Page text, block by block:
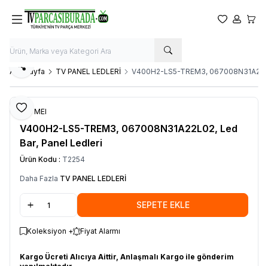
Favorilerim
Hesabım
Ana Sayfa TV PANEL LEDLERİ V400H2-LS5-TREM3,
Favoriye Ekle
Paylaş
CHI MEI
V400H2-LS5-TREM3, 067008N31A22L02, Led
Bar, Panel Ledleri
Ürün Kodu : T2254
Daha Fazla TV PANEL LEDLERİ
SEPETE EKLE
Koleksiyon + Fiyat Alarmı
Kargo Ücreti Alıcıya Aittir, Anlaşmalı Kargo ile gönderim